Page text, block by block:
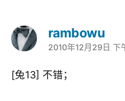
rambowu
说：
2010年12月29日 下
[兔13] 不错；